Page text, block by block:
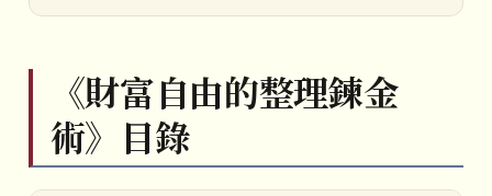
《財富自由的整理鍊金
術》目錄